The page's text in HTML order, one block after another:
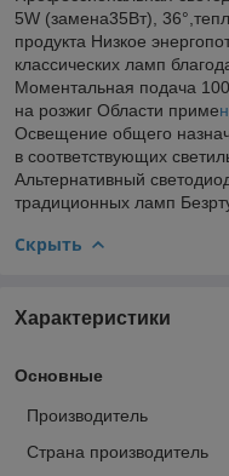
5W (замена35Вт),
продукта Низкое
классических ламп
Моментальная подача 100
на розжиг Области приме
Освещение общего
в соответствующих
Альтернативный
традиционных ламп
Скрыть
Характеристики
Основные
Производитель
Страна производитель